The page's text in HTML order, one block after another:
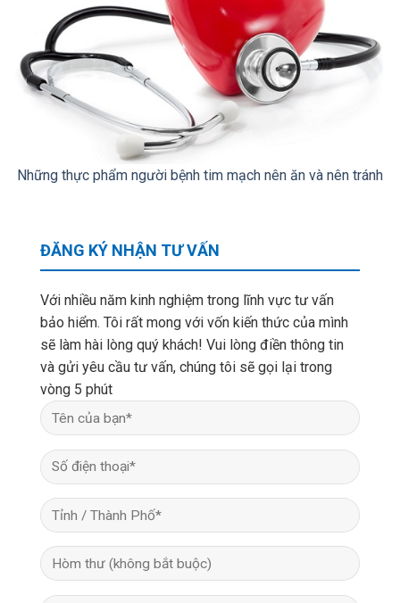
Những thực phẩm người bệnh tim mạch nên ăn và nên tránh
ĐĂNG KÝ NHẬN TƯ VẤN
Với nhiều năm kinh nghiệm trong lĩnh vực tư vấn
bảo hiểm. Tôi rất mong với vốn kiến thức của mình
sẽ làm hài lòng quý khách! Vui lòng điền thông tin
và gửi yêu cầu tư vấn, chúng tôi sẽ gọi lại trong
vòng 5 phút